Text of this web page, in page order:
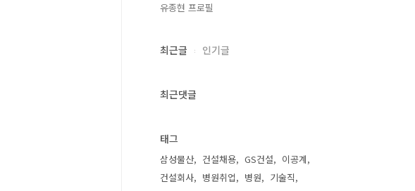
유종현 프로필
최근글 인기글
최근댓글
태그
삼성물산 건설채용 GS건설
이공계
건설회사
병원취업 병원
기술직